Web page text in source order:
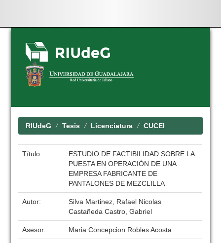
Skip
navigation
RIUdeG Tesis Licenciatura CUCEI
Título:
ESTUDIO DE FACTIBILIDAD SOBRE LA
PUESTA EN OPERACIÓN DE UNA
EMPRESA FABRICANTE DE
PANTALONES DE MEZCLILLA
Autor:
Silva Martinez, Rafael Nicolas
Castañeda Castro, Gabriel
Asesor: Maria Concepcion Robles Acosta